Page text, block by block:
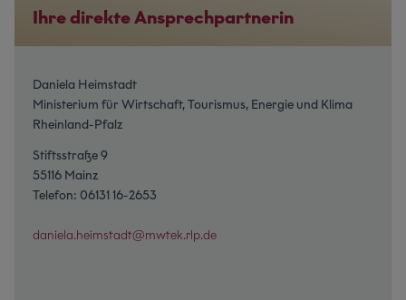
Ihre direkte Ansprechpartnerin
Daniela Heimstadt
Ministerium für Wirtschaft, Tourismus, Energie und Klima
Rheinland-Pfalz
Stiftsstraße 9
55116 Mainz
Telefon: 06131 16-2653
daniela.heimstadt@mwtek.rlp.de